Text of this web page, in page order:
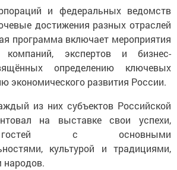
и федеральных ведомств
достижения разных отраслей
программа включает мероприятия
компаний, экспертов и бизнес-
определению ключевых
экономического развития России.
из них субъектов Российской
на выставке свои успехи,
с основными
культурой и традициями,